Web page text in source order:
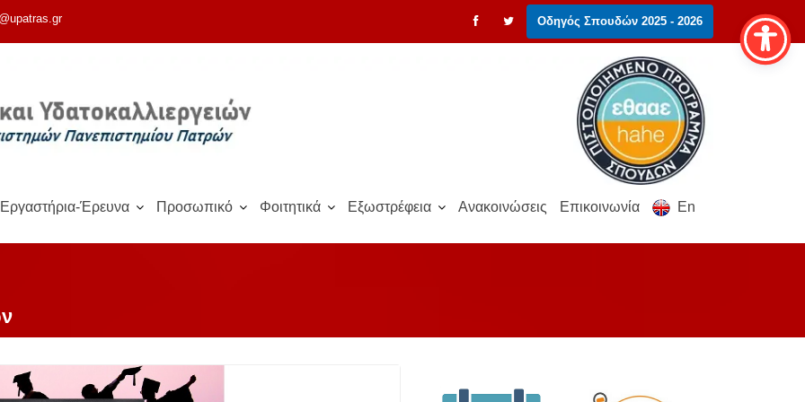
Οδηγός Σπουδών 2025 - 2026
Εργαστήρια-Έρευνα Προσωπικό Φοιτητικά Εξωστρέφεια Ανακοινώσεις Επικοινωνία En